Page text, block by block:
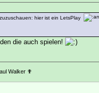
hier ist ein LetsPlay
die auch spielen!
Walker ✟